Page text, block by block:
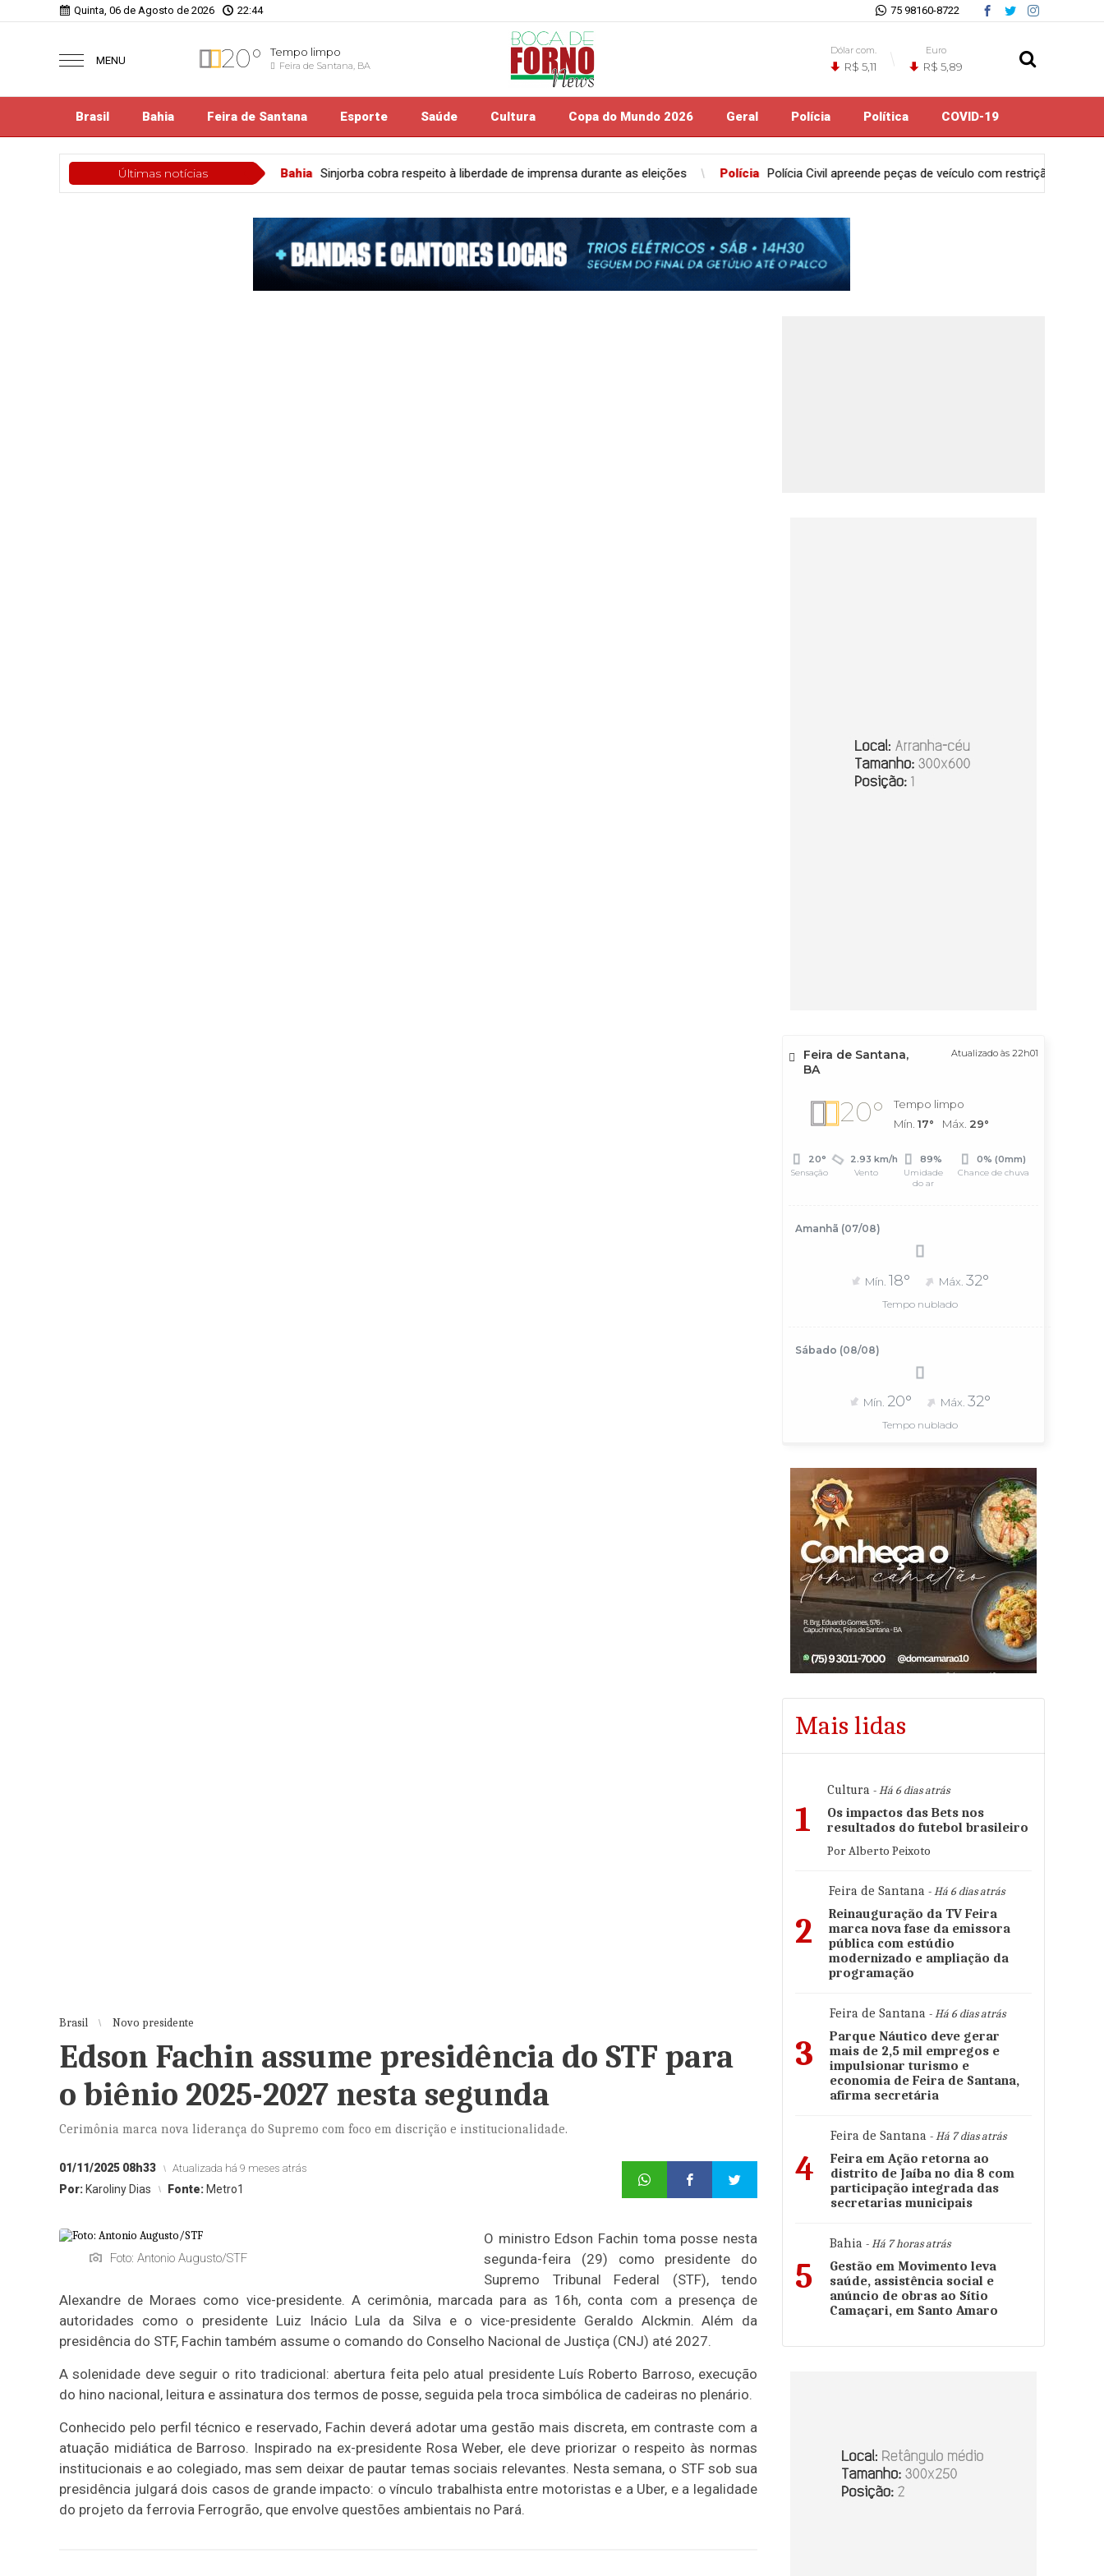
Quinta, 06 de Agosto de 2026 22:44 75 98160-8722
MENU 20° Tempo limpo
Feira de Santana, BA
Dólar com.
R$ 5,11
Euro
R$ 5,89
Brasil Bahia Feira de Santana Esporte Saúde Cultura Copa do Mundo 2026 Geral Polícia Política COVID-19
Últimas notícias
Bahia Sinjorba cobra respeito à liberdade de imprensa durante as eleições Polícia Polícia Civil apreende peças de veículo com restrição de furto mediante fraude em Feira de
Brasil Novo presidente
Edson Fachin assume presidência do STF para
o biênio 2025-2027 nesta segunda
Cerimônia marca nova liderança do Supremo com foco em discrição e institucionalidade.
01/11/2025 08h33 Atualizada há 9 meses atrás
Por: Karoliny Dias Fonte: Metro1
Foto: Antonio Augusto/STF
O ministro Edson Fachin toma posse nesta
segunda-feira (29) como presidente do
Supremo Tribunal Federal (STF), tendo
Alexandre de Moraes como vice-presidente. A cerimônia, marcada para as 16h, conta com a presença de
autoridades como o presidente Luiz Inácio Lula da Silva e o vice-presidente Geraldo Alckmin. Além da
presidência do STF, Fachin também assume o comando do Conselho Nacional de Justiça (CNJ) até 2027.
A solenidade deve seguir o rito tradicional: abertura feita pelo atual presidente Luís Roberto Barroso, execução
do hino nacional, leitura e assinatura dos termos de posse, seguida pela troca simbólica de cadeiras no plenário.
Conhecido pelo perfil técnico e reservado, Fachin deverá adotar uma gestão mais discreta, em contraste com a
atuação midiática de Barroso. Inspirado na ex-presidente Rosa Weber, ele deve priorizar o respeito às normas
institucionais e ao colegiado, mas sem deixar de pautar temas sociais relevantes. Nesta semana, o STF sob sua
presidência julgará dois casos de grande impacto: o vínculo trabalhista entre motoristas e a Uber, e a legalidade
do projeto da ferrovia Ferrogrão, que envolve questões ambientais no Pará.
Feira de Santana,
BA
Atualizado às 22h01
20°
Tempo limpo
Mín. 17° Máx. 29°
20°
Sensação
2.93 km/h
Vento
89%
Umidade
do ar
0% (0mm)
Chance de chuva
Amanhã (07/08)
Mín. 18° Máx. 32°
Tempo nublado
Sábado (08/08)
Mín. 20° Máx. 32°
Tempo nublado
Mais lidas
1
Cultura - Há 6 dias atrás
Os impactos das Bets nos
resultados do futebol brasileiro
Por Alberto Peixoto
2
Feira de Santana - Há 6 dias atrás
Reinauguração da TV Feira
marca nova fase da emissora
pública com estúdio
modernizado e ampliação da
programação
3
Feira de Santana - Há 6 dias atrás
Parque Náutico deve gerar
mais de 2,5 mil empregos e
impulsionar turismo e
economia de Feira de Santana,
afirma secretária
4
Feira de Santana - Há 7 dias atrás
Feira em Ação retorna ao
distrito de Jaíba no dia 8 com
participação integrada das
secretarias municipais
5
Bahia - Há 7 horas atrás
Gestão em Movimento leva
saúde, assistência social e
anúncio de obras ao Sítio
Camaçari, em Santo Amaro